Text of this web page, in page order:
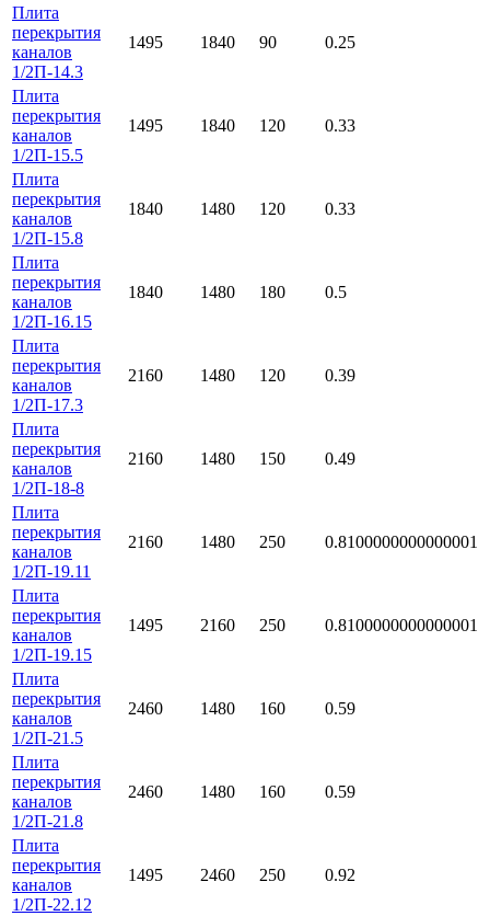
Плита
перекрытия
каналов
1/2П-14.3
1495 1840 90 0.25
Плита
перекрытия
каналов
1/2П-15.5
1495 1840 120 0.33
Плита
перекрытия
каналов
1/2П-15.8
1840 1480 120 0.33
Плита
перекрытия
каналов
1/2П-16.15
1840 1480 180 0.5
Плита
перекрытия
каналов
1/2П-17.3
2160 1480 120 0.39
Плита
перекрытия
каналов
1/2П-18-8
2160 1480 150 0.49
Плита
перекрытия
каналов
1/2П-19.11
2160 1480 250 0.8100000000000001
Плита
перекрытия
каналов
1/2П-19.15
1495 2160 250 0.8100000000000001
Плита
перекрытия
каналов
1/2П-21.5
2460 1480 160 0.59
Плита
перекрытия
каналов
1/2П-21.8
2460 1480 160 0.59
Плита
перекрытия
каналов
1/2П-22.12
1495 2460 250 0.92